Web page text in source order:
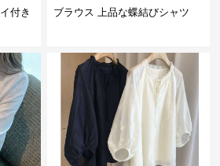
付き
ブラウス 上品な蝶結びシャツ